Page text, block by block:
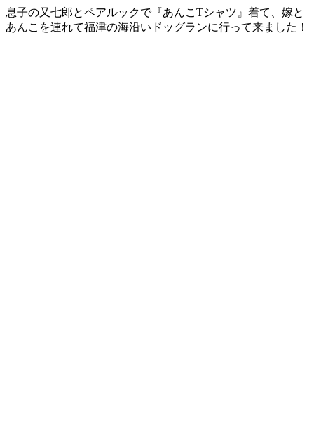
息子の又七郎とペアルックで『あんこTシャツ』着て、嫁と
あんこを連れて福津の海沿いドッグランに行って来ました！